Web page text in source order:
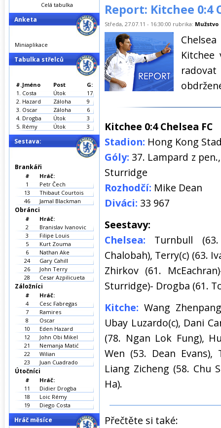
Report: Kitchee 0:4
Středa, 27.07.11 - 16:30:00 rubrika: Mužstvo
Kitchee 0:4 Chelsea FC
Stadion: Hong Kong
Góly: 37. Lampard z
Sturridge
Rozhodčí: Mike Dean
Diváci: 33 967
Seestavy:
Chelsea: Turnbull
Chalobah), Terry(c) (63.
Zhirkov (61.
Sturridge)- Drogba (61.
Kitche: Wang
Ubay Luzardo(c), Dani
(78. Ngan Lok Fung),
Wen (53. Dean
Liang Zicheng (58. Chu
Ha).
Přečtěte si také:
Celá tabulka
Anketa
Miniaplikace
Tabulka střelců
#.Jméno Post
G:
1. Costa Útok
17
2. Hazard Záloha
9
3. Oscar Záloha
6
4. Drogba Útok
3
5. Rémy Útok 3
Sestava:
Brankáři
#
Hráč:
1
Petr Čech
13
Thibaut Courtois
46
Jamal Blackman
Obránci
#
Hráč:
2
Branislav Ivanovic
3
Filipe Louis
5
Kurt Zouma
6
Nathan Ake
24
Gary Cahill
26
John Terry
28
Cesar Azpilicueta
Záložníci
#
Hráč:
4
Cesc Fabregas
7
Ramires
8
Oscar
10
Eden Hazard
12
John Obi Mikel
21
Nemanja Matić
22
Wilian
23
Juan Cuadrado
Útočníci
#
Hráč:
11
Didier Drogba
18
Loic Rémy
19
Diego Costa
Hráč měsíce